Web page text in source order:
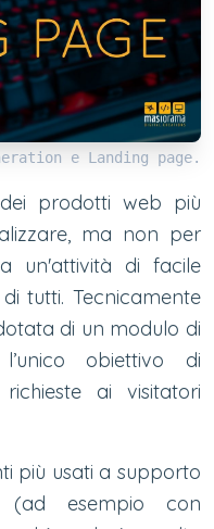
e Landing page.
prodotti web più
ma non per
un'attività di facile
tutti. Tecnicamente
di un modulo di
obiettivo di
ai visitatori
più usati a supporto
(ad esempio con